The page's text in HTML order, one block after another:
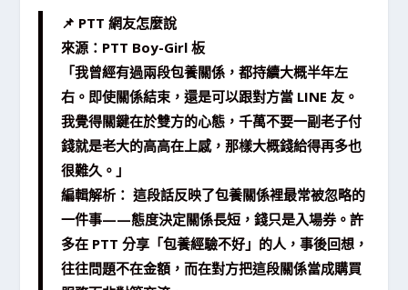
📌 PTT 網友怎麼說
來源：PTT Boy-Girl 板
「我曾經有過兩段包養關係，都持續大概半年左
右。即使關係結束，還是可以跟對方當 LINE 友。
我覺得關鍵在於雙方的心態，千萬不要一副老子付
錢就是老大的高高在上感，那樣大概錢給得再多也
很難久。」
編輯解析： 這段話反映了包養關係裡最常被忽略的
一件事——態度決定關係長短，錢只是入場券。許
多在 PTT 分享「包養經驗不好」的人，事後回想，
往往問題不在金額，而在對方把這段關係當成購買